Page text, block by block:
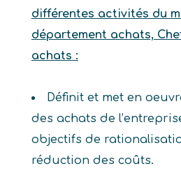
différentes activités du
département achats,
achats :
Définit et met en
des achats de
objectifs de
réduction des coûts.